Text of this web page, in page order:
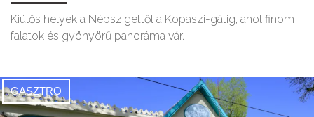
Kiülős helyek a Népszigettől a Kopaszi-gátig, ahol finom
falatok és gyönyörű panoráma vár.
GASZTRO